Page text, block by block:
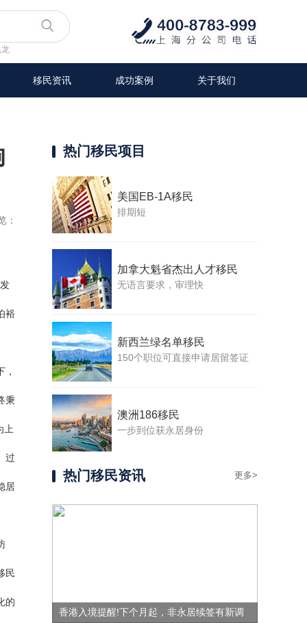
移民资讯 成功案例 关于我们
：
裕
秉
上
过
居
民
的
热门移民项目
美国EB-1A移民
排期短
加拿大魁省杰出人才移民
无语言要求，审理快
新西兰绿名单移民
150个职位可直接申请居留签证
澳洲186移民
一步到位获永居身份
热门移民资讯 更多>
香港入境提醒!下个月起，非永居续签有新调